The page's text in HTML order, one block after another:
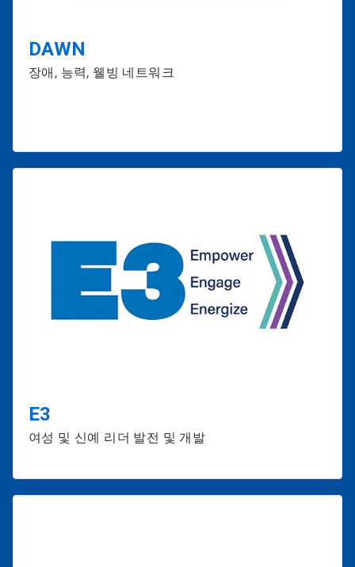
DAWN
장애, 능력, 웰빙 네트워크
E3
여성 및 신예 리더 발전 및 개발